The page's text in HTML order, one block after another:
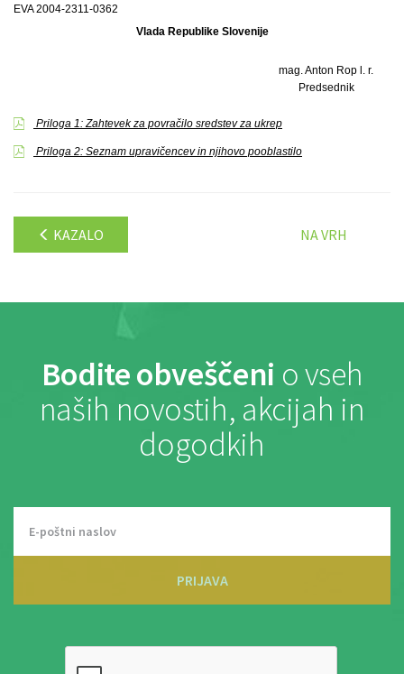
EVA 2004-2311-0362
Vlada Republike Slovenije
mag. Anton Rop l. r.
Predsednik
Priloga 1: Zahtevek za povračilo sredstev za ukrep
Priloga 2: Seznam upravičencev in njihovo pooblastilo
KAZALO NA VRH
Bodite obveščeni o vseh
naših novostih, akcijah in
dogodkih
PRIJAVA